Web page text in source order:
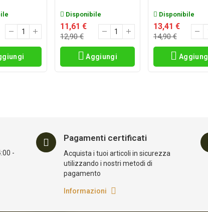
Disponibile
11,61 €
12,90 €
Aggiungi
Disponibile
13,41 €
14,90 €
-
Pagamenti certificati
Acquista i tuoi articoli in sicurezza
utilizzando i nostri metodi di
pagamento
Informazioni